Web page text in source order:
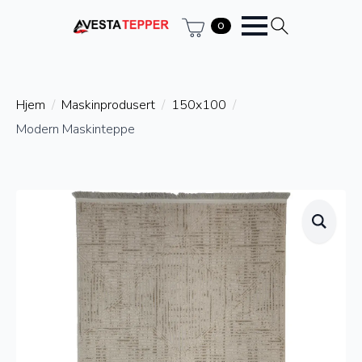
0
Hjem Maskinprodusert
150x100
Modern Maskinteppe